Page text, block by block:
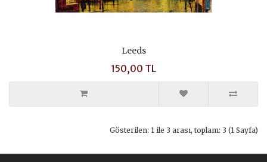
Leeds
150,00 TL
Gösterilen: 1 ile 3 arası, toplam: 3 (1 Sayfa)